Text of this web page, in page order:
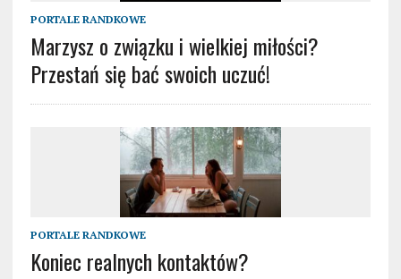
PORTALE RANDKOWE
Marzysz o związku i wielkiej miłości?
Przestań się bać swoich uczuć!
PORTALE RANDKOWE
Koniec realnych kontaktów?